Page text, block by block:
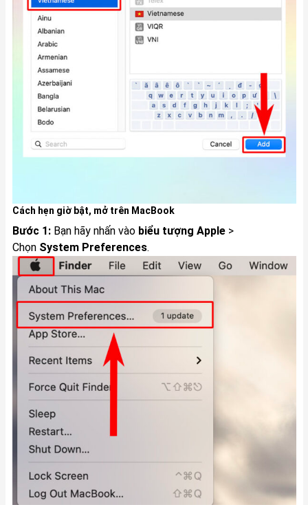
Cách hẹn giờ bật, mở trên MacBook
Bước 1:Bạn hãy nhấn vàobiểu tượng Apple>
Chọn System Preferences.